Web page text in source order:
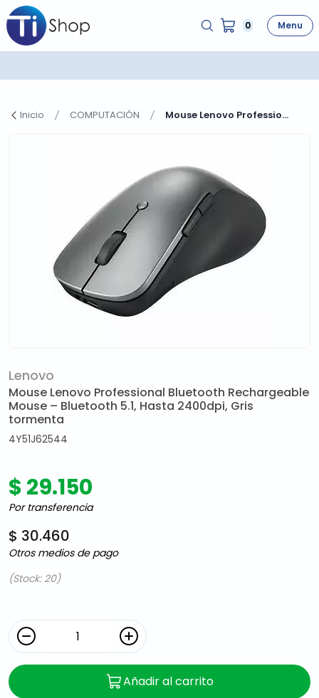
0 Menu
Inicio COMPUTACIÓN Mouse Lenovo Professio...
Lenovo
Mouse Lenovo Professional Bluetooth Rechargeable
Mouse – Bluetooth 5.1, Hasta 2400dpi, Gris
tormenta
4Y51J62544
$ 29.150
Por transferencia
$ 30.460
Otros medios de pago
(Stock: 20)
Añadir al carrito